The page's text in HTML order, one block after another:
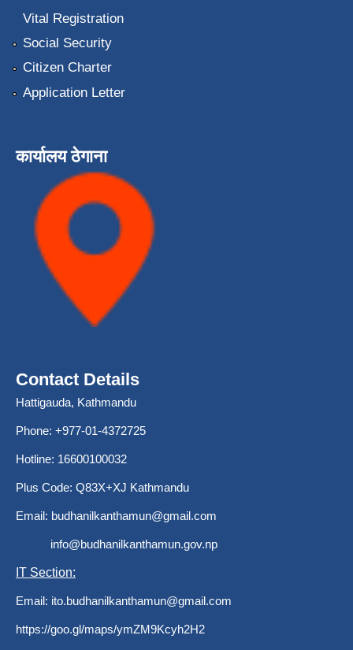
Vital Registration
Social Security
Citizen Charter
Application Letter
कार्यालय ठेगाना
Contact Details
Hattigauda, Kathmandu
Phone: +977-01-4372725
Hotline: 16600100032
Plus Code: Q83X+XJ Kathmandu
Email: budhanilkanthamun@gmail.com
info@budhanilkanthamun.gov.np
IT Section:
Email: ito.budhanilkanthamun@gmail.com
https://goo.gl/maps/ymZM9Kcyh2H2